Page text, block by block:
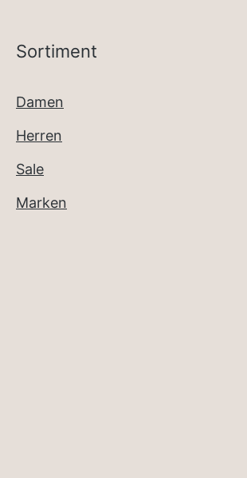
Sortiment
Damen
Herren
Sale
Marken